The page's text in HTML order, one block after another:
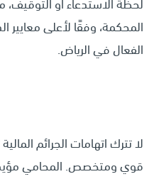
لحظة الاستدعاء أو
المحكمة، وفقًا لأعلى معايير
الفعال في الرياض.
لا تترك اتهامات الجرائم
قوي ومتخصص. المحامي